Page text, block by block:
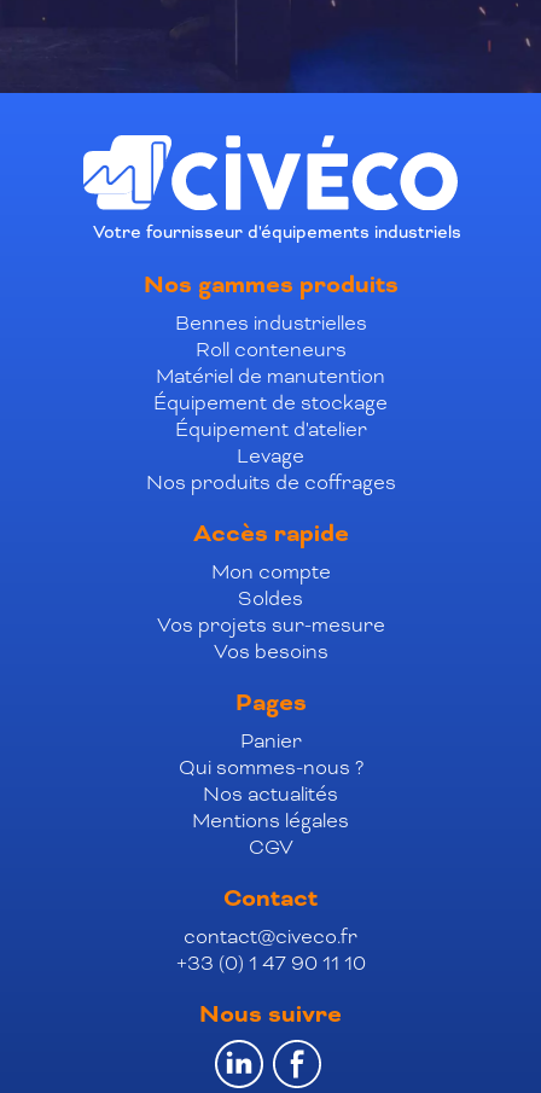
Votre fournisseur d'équipements industriels
Nos gammes produits
Bennes industrielles
Roll conteneurs
Matériel de manutention
Équipement de stockage
Équipement d'atelier
Levage
Nos produits de coffrages
Accès rapide
Mon compte
Soldes
Vos projets sur-mesure
Vos besoins
Pages
Panier
Qui sommes-nous ?
Nos actualités
Mentions légales
CGV
Contact
contact@civeco.fr
+33 (0) 1 47 90 11 10
Nous suivre